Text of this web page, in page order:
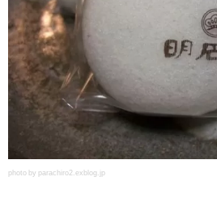
photo by parachiro2.exblog.jp